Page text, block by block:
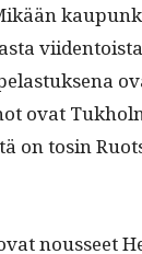
ovat
on tosin
nousseet